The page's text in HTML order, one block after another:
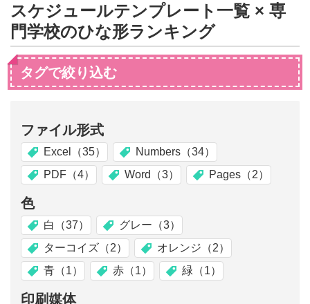
スケジュールテンプレート一覧 × 専
門学校のひな形ランキング
タグで絞り込む
ファイル形式
Excel（35）
Numbers（34）
PDF（4）
Word（3） Pages（2）
色
白（37）
グレー（3）
ターコイズ（2）
オレンジ（2）
青（1）
赤（1） 緑（1）
印刷媒体